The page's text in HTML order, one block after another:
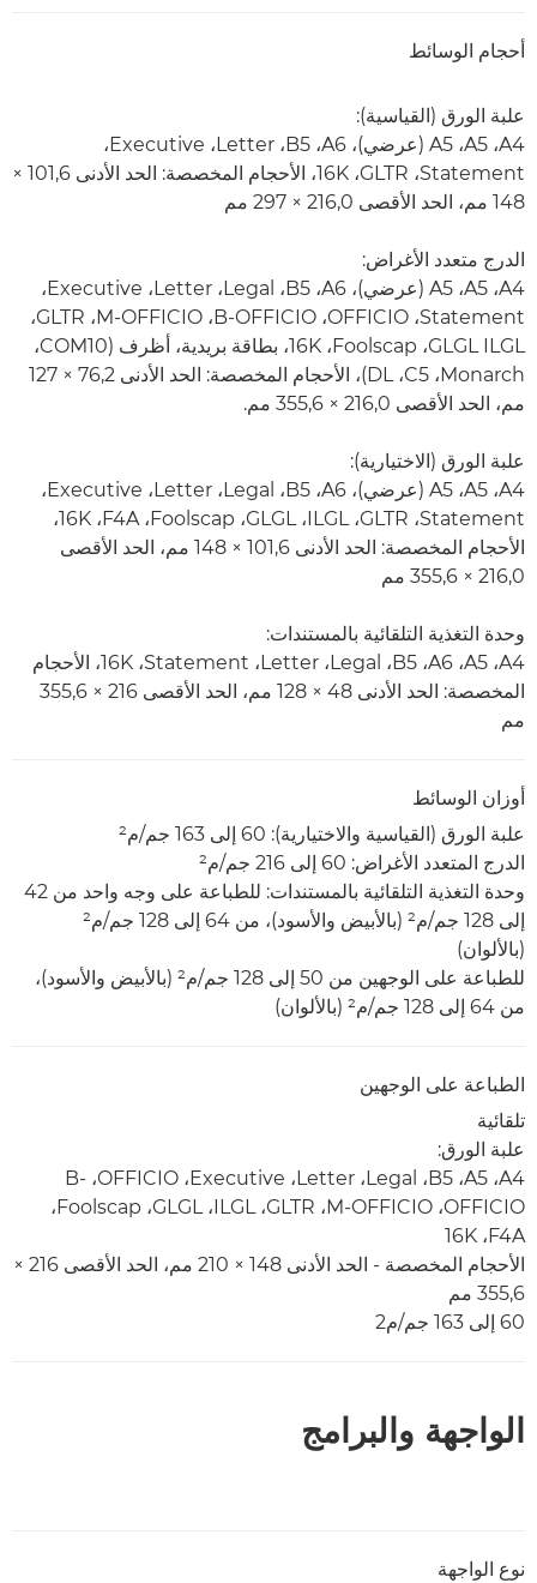
أحجام الوسائط
علبة الورق (القياسية):
A4، ‏A5، ‏A5 (عرضي)، A6، ‏B5، ‏Letter، ‏Executive،
‏Statement، ‏GLTR، ‏16K، الأحجام المخصصة: الحد الأدنى 101,6 ×
148 مم، الحد الأقصى 216,0 × 297 مم
الدرج متعدد الأغراض:
A4، ‏A5، ‏A5 (عرضي)، ‏A6،‏ B5، ‏Legal، ‏Letter، ‏Executive،
‏Statement، ‏OFFICIO، ‏B-OFFICIO، ‏M-OFFICIO، ‏GLTR،
‏ILGL ‏GLGL، ‏Foolscap، ‏16K، بطاقة بريدية، أظرف (COM10،
‏Monarch، ‏C5،‏ DL)، الأحجام المخصصة: الحد الأدنى 76,2 × 127
مم، الحد الأقصى 216,0 × 355,6 مم.
علبة الورق (الاختيارية):
A4، ‏A5، ‏A5 (عرضي)، ‏A6، ‏B5، ‏Legal، ‏Letter، ‏Executive،
‏Statement، ‏GLTR، ‏ILGL، ‏GLGL، ‏Foolscap، ‏F4A، ‏16K،
الأحجام المخصصة: الحد الأدنى 101,6 × 148 مم، الحد الأقصى
216,0 × 355,6 مم
وحدة التغذية التلقائية بالمستندات:
A4، ‏A5، ‏A6، ‏B5، ‏Legal، ‏Letter، ‏Statement، ‏16K، الأحجام
المخصصة: الحد الأدنى 48 × 128 مم، الحد الأقصى 216 × 355,6
مم
أوزان الوسائط
علبة الورق (القياسية والاختيارية): 60 إلى 163 جم/م²
الدرج المتعدد الأغراض: 60 إلى 216 جم/م²
وحدة التغذية التلقائية بالمستندات: للطباعة على وجه واحد من 42
إلى 128 جم/م² (بالأبيض والأسود)، من 64 إلى 128 جم/م²
(بالألوان)
للطباعة على الوجهين من 50 إلى 128 جم/م² (بالأبيض والأسود)،
من 64 إلى 128 جم/م² (بالألوان)
الطباعة على الوجهين
تلقائية
علبة الورق:
A4، ‏A5، ‏B5، ‏Legal، ‏Letter، ‏Executive، ‏OFFICIO، ‏B-
OFFICIO، ‏M-OFFICIO، ‏GLTR، ‏ILGL، ‏GLGL، ‏Foolscap،
الأحجام المخصصة - الحد الأدنى 148 × 210 مم، الحد الأقصى 216 ×
355,6 مم
60 إلى 163 جم/م2
الواجهة والبرامج
نوع الواجهة